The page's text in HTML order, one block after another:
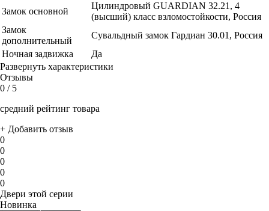
Замок основной
Цилиндровый GUARDIAN 32.21, 4
(высший) класс взломостойкости, Россия
Замок
дополнительный
Сувальдный замок Гардиан 30.01, Россия
Ночная задвижка
Да
Развернуть характеристики
Отзывы
0 / 5
средний рейтинг товара
+ Добавить отзыв
0
0
0
0
0
Двери этой серии
Новинка